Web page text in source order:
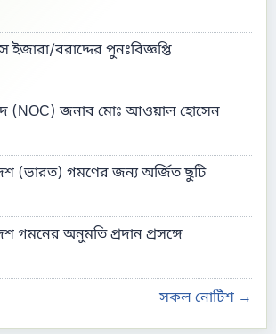
বরাদ্দের পুনঃবিজ্ঞপ্তি
(NOC) জনাব মোঃ আওয়াল হোসেন
(ভারত) গমণের জন্য অর্জিত ছুটি
গমনের অনুমতি প্রদান প্রসঙ্গে
সকল নোটিশ →